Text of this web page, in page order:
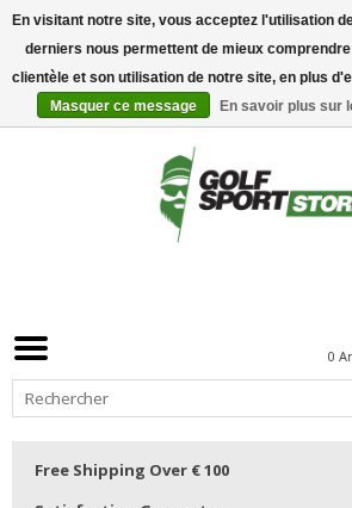
0
Free Shipping Over € 100
En visitant notre site, vous acceptez l'utilisation
derniers nous permettent de mieux
clientèle et son utilisation de notre site, en plus
Masquer ce message
En savoir plus sur